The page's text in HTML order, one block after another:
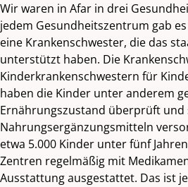
Wir waren in Afar in drei
jedem Gesundheitszentrum gab
eine Krankenschwester, die das
unterstützt haben. Die
Kinderkrankenschwestern für
haben die Kinder unter anderem
Ernährungszustand überprüft und
Nahrungsergänzungsmitteln
etwa 5.000 Kinder unter fünf
Zentren regelmäßig mit
Ausstattung ausgestattet. Das ist